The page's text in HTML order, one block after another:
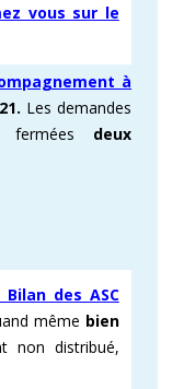
vous sur le
à
Les demandes
fermées deux
des ASC
même bien
non distribué,